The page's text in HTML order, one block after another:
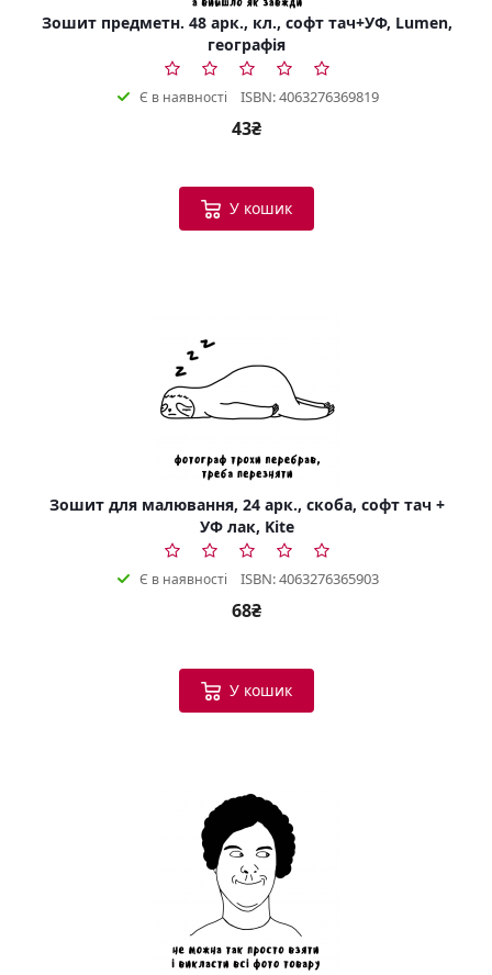
Зошит предметн. 48 арк., кл., софт тач+УФ, Lumen,
географія
Є в наявності ISBN: 4063276369819
43₴
У кошик
Зошит для малювання, 24 арк., скоба, софт тач +
УФ лак, Kite
Є в наявності ISBN: 4063276365903
68₴
У кошик